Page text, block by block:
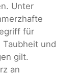
Unter
für
und
gilt.
an